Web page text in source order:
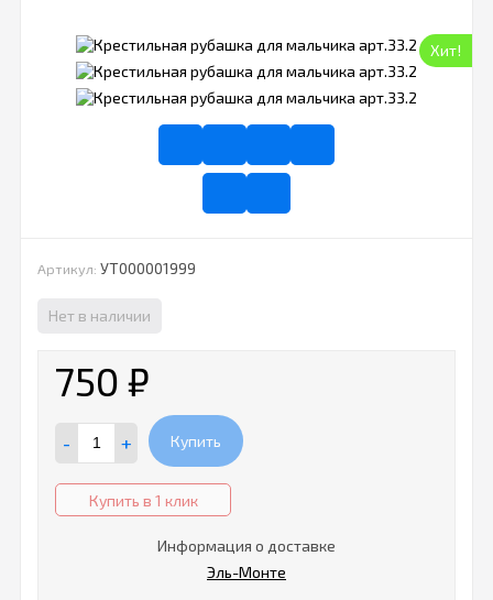
Хит!
Артикул: УТ000001999
Нет в наличии
750 ₽
- + Купить
Купить в 1 клик
Информация о доставке
Эль-Монте